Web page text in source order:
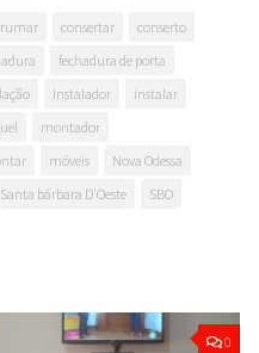
consertar
conserto
fechadura de porta
Instalador
instalar
montador
móveis
Nova Odessa
Santa bárbara D'Oeste SBO
0